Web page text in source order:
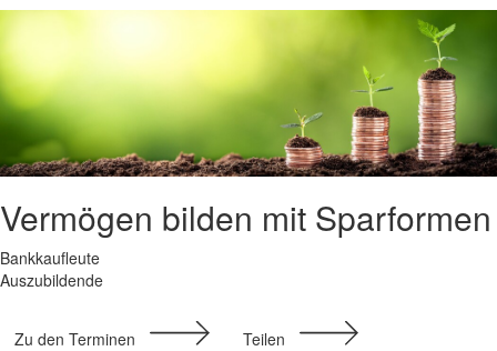
Vermögen bilden mit Sparformen
Bankkaufleute
Auszubildende
Zu den Terminen Teilen